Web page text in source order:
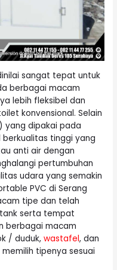
sangat tepat untuk
berbagai macam
lebih fleksibel dan
konvensional. Selain
yang dipakai pada
berkualitas tinggi yang
anti air dengan
pertumbuhan
udara yang semakin
PVC di Serang
tipe dan telah
serta tempat
berbagai macam
/ duduk,wastafel, dan
tipenya sesuai